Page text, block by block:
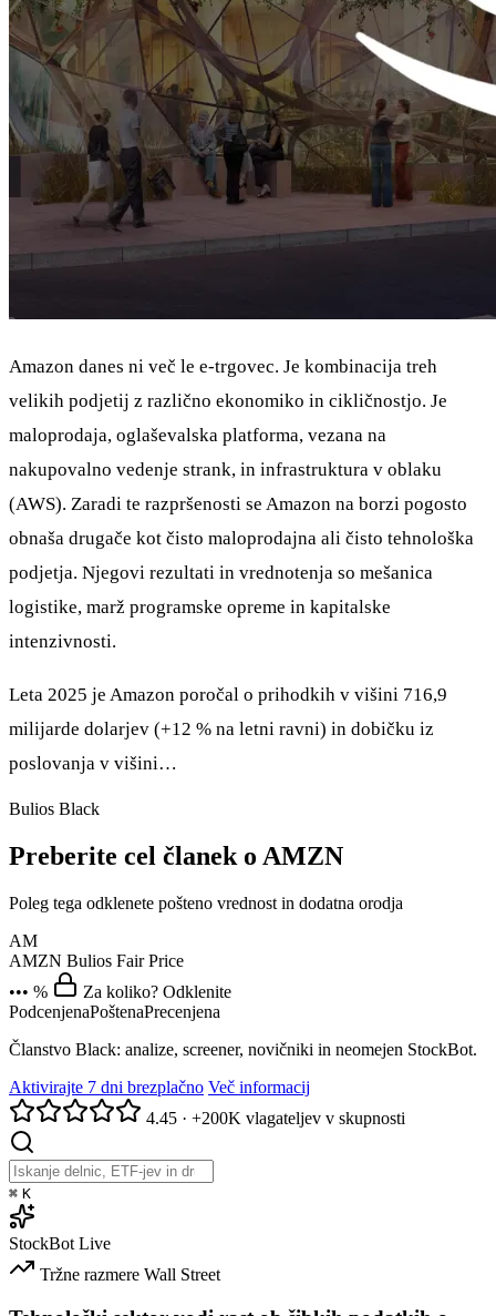
Amazon danes ni več le e-trgovec. Je kombinacija treh
velikih podjetij z različno ekonomiko in cikličnostjo. Je
maloprodaja, oglaševalska platforma, vezana na
nakupovalno vedenje strank, in infrastruktura v oblaku
(AWS). Zaradi te razpršenosti se Amazon na borzi pogosto
obnaša drugače kot čisto maloprodajna ali čisto tehnološka
podjetja. Njegovi rezultati in vrednotenja so mešanica
logistike, marž programske opreme in kapitalske
intenzivnosti.
Leta 2025 je Amazon poročal o prihodkih v višini 716,9
milijarde dolarjev (+12 % na letni ravni) in dobičku iz
poslovanja v višini…
Bulios Black
Preberite cel članek o AMZN
Poleg tega odklenete pošteno vrednost in dodatna orodja
AM
AMZN Bulios Fair Price
••• %
Za koliko? Odklenite
PodcenjenaPoštenaPrecenjena
Članstvo Black: analize, screener, novičniki in neomejen StockBot.
Aktivirajte 7 dni brezplačno Več informacij
4.45 · +200K vlagateljev v skupnosti
⌘ K
StockBot Live
Tržne razmere Wall Street